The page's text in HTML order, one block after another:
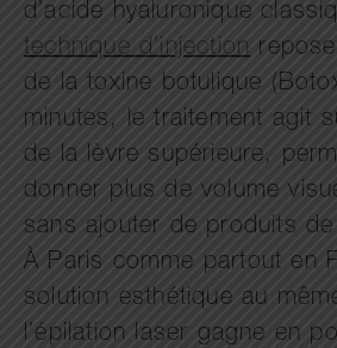
d’acide hyaluronique
technique d’injection
de la toxine botulique
minutes, le traitement agit
de la lèvre supérieure,
donner plus de volume
sans ajouter de produits
À Paris comme partout en
solution esthétique au
l’épilation laser gagne en